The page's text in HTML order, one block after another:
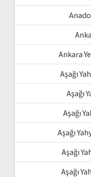
Ankara
Aşağı
Aşağı
Aşağı
Aşağı
Aşağı
Aşağı